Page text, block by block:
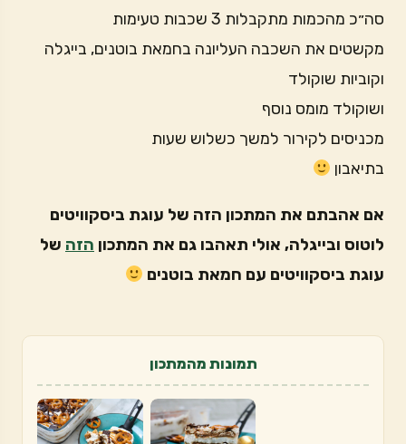
סה״כ מהכמות מתקבלות 3 שכבות טעימות
מקשטים את השכבה העליונה בחמאת בוטנים, בייגלה
וקוביות שוקולד
ושוקולד מומס נוסף
מכניסים לקירור למשך כשלוש שעות
בתיאבון
אם אהבתם את המתכון הזה של עוגת ביסקוויטים
לוטוס ובייגלה, אולי תאהבו גם את המתכון הזה של
עוגת ביסקוויטים עם חמאת בוטנים
תמונות מהמתכון